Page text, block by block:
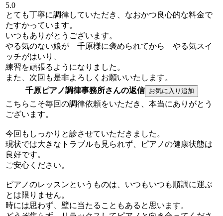
5.0
とても丁寧に調律していただき、なおかつ良心的な料金で
たすかっています。
いつもありがとうございます。
やる気のない娘が 千原様に褒められてから やる気スイ
ッチがはいり、
練習を頑張るようになりました。
また、次回も是非よろしくお願いいたします。
千原ピアノ調律事務所さんの返信
こちらこそ毎回の調律依頼をいただき、本当にありがとう
ございます。
今回もしっかりと診させていただきました。
現状では大きなトラブルも見られず、ピアノの健康状態は
良好です。
ご安心ください。
ピアノのレッスンというものは、いつもいつも順調に運ぶ
とは限りません。
時には思わず、壁に当たることもあると思います。